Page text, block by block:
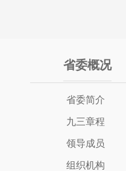
省委概况
省委简介
九三章程
领导成员
组织机构